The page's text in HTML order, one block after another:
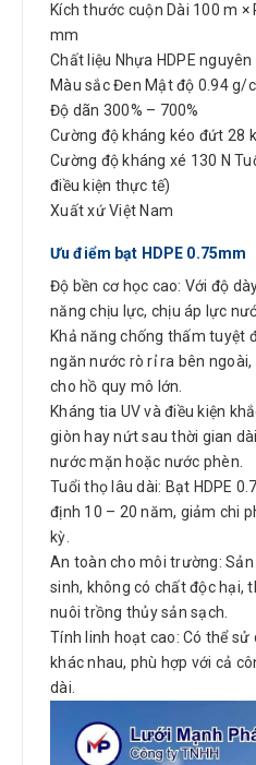
Kích thước cuộn Dài 100 m ×
mm
Chất liệu Nhựa HDPE nguyên
Màu sắc Đen Mật độ 0.94 g/
Độ dãn 300% – 700%
Cường độ kháng kéo đứt 28
Cường độ kháng xé 130 N
điều kiện thực tế)
Xuất xứ Việt Nam
Ưu điểm bạt HDPE 0.75mm
Độ bền cơ học cao: Với độ
năng chịu lực, chịu áp lực
Khả năng chống thấm tuyệt
ngăn nước rò rỉ ra bên
cho hồ quy mô lớn.
Kháng tia UV và điều kiện
giòn hay nứt sau thời gian
nước mặn hoặc nước phèn.
Tuổi thọ lâu dài: Bạt HDPE
định 10 – 20 năm, giảm chi
kỳ.
An toàn cho môi trường:
sinh, không có chất độc hại,
nuôi trồng thủy sản sạch.
Tính linh hoạt cao: Có thể sử
khác nhau, phù hợp với cả
dài.